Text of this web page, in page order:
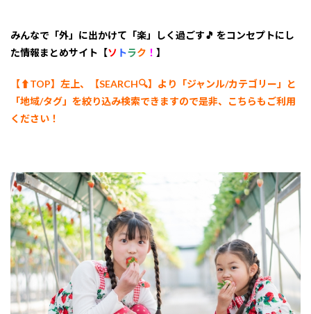
みんなで「外」に出かけて「楽」しく過ごす🎵 をコンセプトにし
た情報まとめサイト【ソ トラク ！ 】
【⬆︎TOP】左上、【SEARCH🔍】より「ジャンル/カテゴリー 」と
「地域/タグ」を絞り込み検索できますので是非、こちらもご利用
ください！